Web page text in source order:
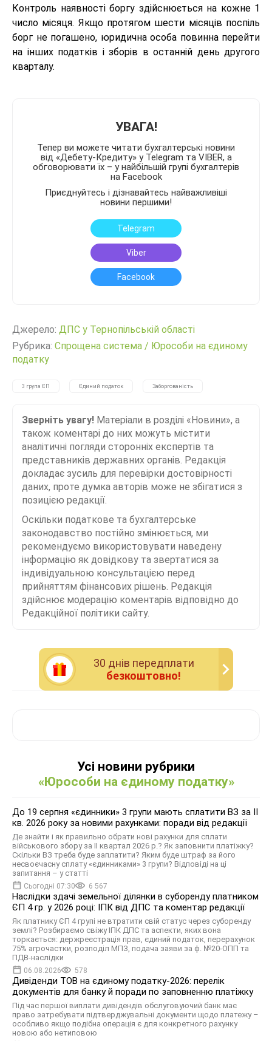
Контроль наявності боргу здійснюється на кожне 1
число місяця. Якщо протягом шести місяців поспіль
борг не погашено, юридична особа повинна перейти
на інших податків і зборів в останній день другого
кварталу.
УВАГА!
Тепер ви можете читати бухгалтерські новини
від «Дебету-Кредиту» у Telegram та VIBER, а
обговорювати їх – у найбільшій групі бухгалтерів
на Facebook
Приєднуйтесь і дізнавайтесь найважливіші
новини першими!
Telegram
Viber
Facebook
Джерело: ДПС у Тернопільській області
Рубрика: Спрощена система / Юрособи на єдиному
податку
3 група ЄП Єдиний податок Заборгованість
Зверніть увагу! Матеріали в розділі «Новини», а
також коментарі до них можуть містити
аналітичні погляди сторонніх експертів та
представників державних органів. Редакція
докладає зусиль для перевірки достовірності
даних, проте думка авторів може не збігатися з
позицією редакції.
Оскільки податкове та бухгалтерське
законодавство постійно змінюється, ми
рекомендуємо використовувати наведену
інформацію як довідкову та звертатися за
індивідуальною консультацією перед
прийняттям фінансових рішень. Редакція
здійснює модерацію коментарів відповідно до
Редакційної політики сайту.
30 днiв передплати
безкоштовно!
Усі новини рубрики
«Юрособи на єдиному податку»
До 19 серпня «єдинники» 3 групи мають сплатити ВЗ за ІІ
кв. 2026 року за новими рахунками: поради від редакції
Де знайти і як правильно обрати нові рахунки для сплати
військового збору за ІІ квартал 2026 р.? Як заповнити платіжку?
Скільки ВЗ треба буде заплатити? Яким буде штраф за його
несвоєчасну сплату «єдинниками» 3 групи? Відповіді на ці
запитання – у статті
Сьогодні 07:30 6 567
Наслідки здачі земельної ділянки в суборенду платником
ЄП 4 гр. у 2026 році: ІПК від ДПС та коментар редакції
Як платнику ЄП 4 групі не втратити свій статус через суборенду
землі? Розбираємо свіжу ІПК ДПС та аспекти, яких вона
торкається: держреєстрація прав, єдиний податок, перерахунок
75% агрочастки, розподіл МПЗ, подача заяви за ф. №20-ОПП та
ПДВ-наслідки
06.08.2026 578
Дивіденди ТОВ на єдиному податку-2026: перелік
документів для банку й поради по заповненню платіжку
Під час першої виплати дивідендів обслуговуючий банк має
право затребувати підтверджувальні документи щодо платежу –
особливо якщо подібна операція є для конкретного рахунку
новою або нетиповою